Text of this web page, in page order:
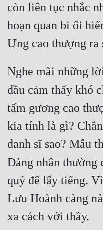
còn liên tục nhắc
hoạn quan bi ổi
Nghe mãi những
đầu cảm thấy khó
tấm gương cao
kia tính là gì?
danh sĩ sao? Mẫu
Đảng nhân thường
quý để lấy tiếng.
Lưu Hoành càng